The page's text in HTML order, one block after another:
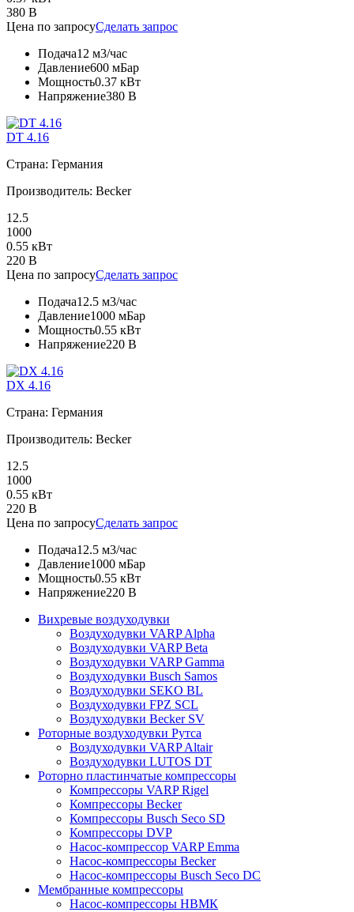
380 В
Цена по запросуСделать запрос
Подача12 м3/час
Давление600 мБар
Мощность0.37 кВт
Напряжение380 В
DT 4.16
Страна: Германия
Производитель: Becker
12.5
1000
0.55 кВт
220 В
Цена по запросуСделать запрос
Подача12.5 м3/час
Давление1000 мБар
Мощность0.55 кВт
Напряжение220 В
DX 4.16
Страна: Германия
Производитель: Becker
12.5
1000
0.55 кВт
220 В
Цена по запросуСделать запрос
Подача12.5 м3/час
Давление1000 мБар
Мощность0.55 кВт
Напряжение220 В
Вихревые воздуходувки
Воздуходувки VARP Alpha
Воздуходувки VARP Beta
Воздуходувки VARP Gamma
Воздуходувки Busch Samos
Воздуходувки SEKO BL
Воздуходувки FPZ SCL
Воздуходувки Becker SV
Роторные воздуходувки Рутса
Воздуходувки VARP Altair
Воздуходувки LUTOS DT
Роторно пластинчатые компрессоры
Компрессоры VARP Rigel
Компрессоры Becker
Компрессоры Busch Seco SD
Компрессоры DVP
Насос-компрессор VARP Emma
Насос-компрессоры Becker
Насос-компрессоры Busch Seco DC
Мембранные компрессоры
Насос-компрессоры НВМК